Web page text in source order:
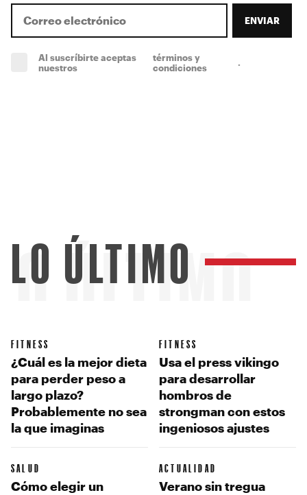
ENVIAR
Al suscríbirte aceptas
nuestros
términos y
condiciones
.
ÚLTIMO
LO ÚLTIMO
FITNESS
¿Cuál es la mejor dieta
para perder peso a
largo plazo?
Probablemente no sea
la que imaginas
FITNESS
Usa el press vikingo
para desarrollar
hombros de
strongman con estos
ingeniosos ajustes
SALUD
Cómo elegir un
ACTUALIDAD
Verano sin tregua